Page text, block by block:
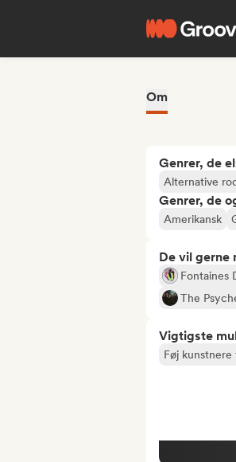
Om
Genrer, de
Alternative
Genrer, de
Amerikansk
De vil gerne
Fontaines
The
Vigtigste
Føj